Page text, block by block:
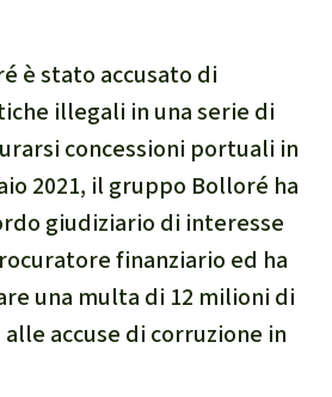
è stato accusato di
illegali in una serie di
concessioni portuali in
2021, il gruppo Bolloré ha
giudiziario di interesse
finanziario ed ha
una multa di 12 milioni di
accuse di corruzione in